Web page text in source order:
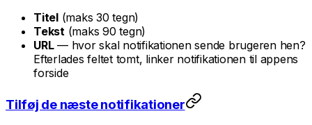
Titel(maks 30 tegn)
Tekst (maks 90 tegn)
URL— hvor skal notifikationen sende brugeren hen?
Efterlades feltet tomt, linker notifikationen til appens
forside
Tilføj de næste notifikationer